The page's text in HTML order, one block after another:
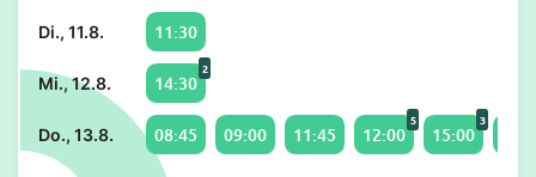
Di., 11.8. 11:30
Mi., 12.8. 14:30
2
Do., 13.8. 08:45 09:00 11:45 12:00
5
15:00
3